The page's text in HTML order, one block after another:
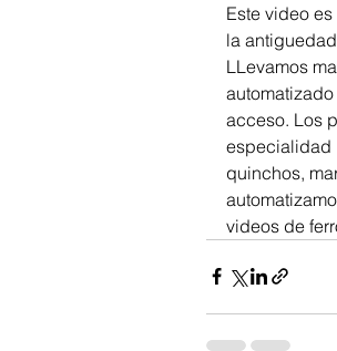
Este video
la
LLevamos
acceso. Los
especialidad
quinchos,
videos de